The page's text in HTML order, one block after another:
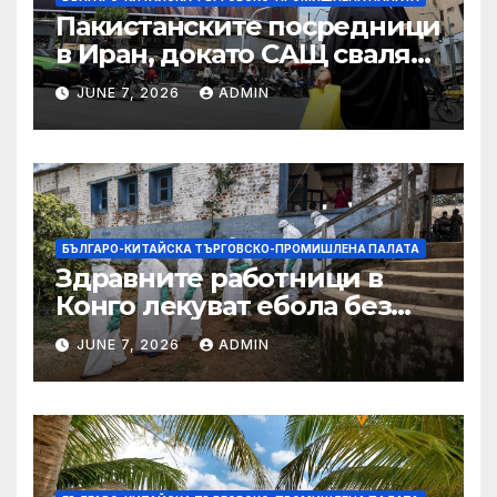
Пакистанските посредници
в Иран, докато САЩ свалят
дронове, Ливан търси мир
JUNE 7, 2026 ADMIN
БЪЛГАРО-КИТАЙСКА ТЪРГОВСКО-ПРОМИШЛЕНА ПАЛАТА
Здравните работници в
Конго лекуват ебола без
заплащане, докато СЗО
търси ресурси
JUNE 7, 2026 ADMIN